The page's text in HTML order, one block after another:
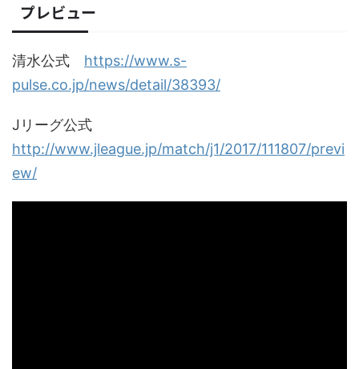
プレビュー
清水公式 https://www.s-
pulse.co.jp/news/detail/38393/
Jリーグ公式
http://www.jleague.jp/match/j1/2017/111807/previ
ew/